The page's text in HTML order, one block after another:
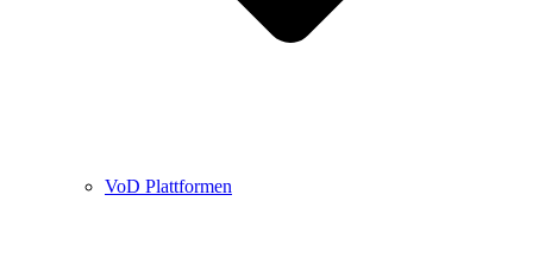
VoD Plattformen